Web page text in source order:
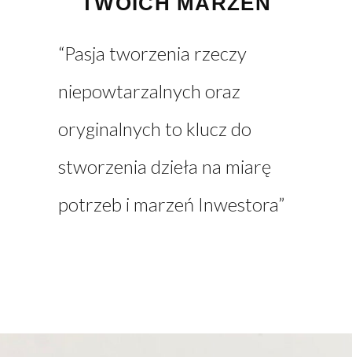
“Pasja tworzenia rzeczy
niepowtarzalnych oraz
oryginalnych to klucz do
stworzenia dzieła na miarę
potrzeb i marzeń Inwestora”